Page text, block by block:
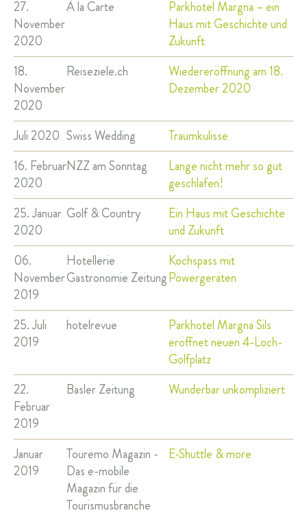
27.
November
2020
À la Carte
Parkhotel Margna – ein
Haus mit Geschichte und
Zukunft
18.
November
2020
Reiseziele.ch
Wiedereröffnung am 18.
Dezember 2020
Juli 2020 Swiss Wedding
Traumkulisse
16. Februar
2020
NZZ am Sonntag
Lange nicht mehr so gut
geschlafen!
25. Januar
2020
Golf & Country
Ein Haus mit Geschichte
und Zukunft
06.
November
2019
Hotellerie
Gastronomie Zeitung
Kochspass mit
Powergeräten
25. Juli
2019
hotelrevue
Parkhotel Margna Sils
eröffnet neuen 4-Loch-
Golfplatz
22.
Februar
2019
Basler Zeitung Wunderbar unkompliziert
Januar
2019
Touremo Magazin -
Das e-mobile
Magazin für die
Tourismusbranche
E-Shuttle & more